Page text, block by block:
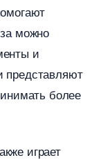
можно
и
более
играет